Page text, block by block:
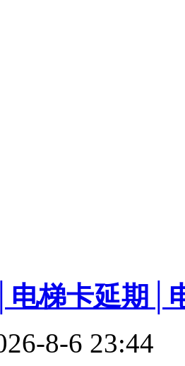
电梯卡延期│
8-6 23:44